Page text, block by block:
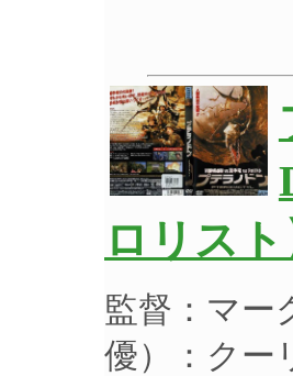
ロリスト
監督：マー
優）：クー